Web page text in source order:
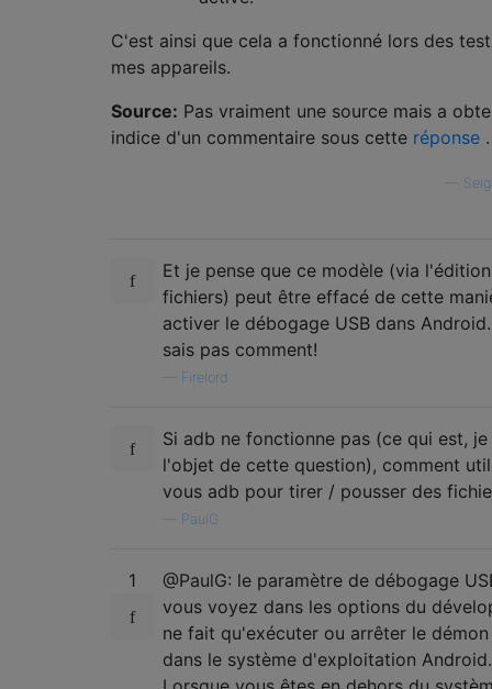
C'est ainsi que cela a fonctionné lors des
mes appareils.
Source: Pas vraiment une source mais a
indice d'un commentaire sous cette réponse .
Et je pense que ce modèle (via
fichiers) peut être effacé de cette
activer le débogage USB dans
sais pas comment!
Firelord
Si adb ne fonctionne pas (ce qui est, je
l'objet de cette question), comment
vous adb pour tirer / pousser des
PaulG
1
@PaulG: le paramètre de débogage
vous voyez dans les options du
ne fait qu'exécuter ou arrêter le
dans le système d'exploitation Android.